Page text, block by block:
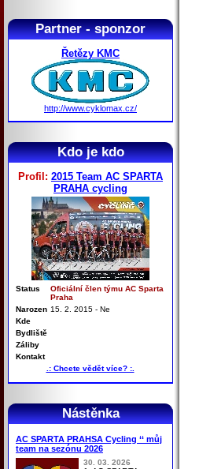
Partner - sponzor
Řetězy KMC
http://www.cyklomax.cz/
Kdo je kdo
Profil: 2015 Team AC SPARTA
PRAHA cycling
Status
Oficiální člen týmu AC Sparta
Praha
Narozen 15. 2. 2015 - Ne
Kde
Bydliště
Záliby
Kontakt
.: Chcete vědět více? :.
Nástěnka
AC SPARTA PRAHSA Cycling ‘‘ můj
team na sezónu 2026
30. 03. 2026